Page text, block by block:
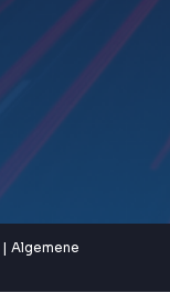
| Algemene